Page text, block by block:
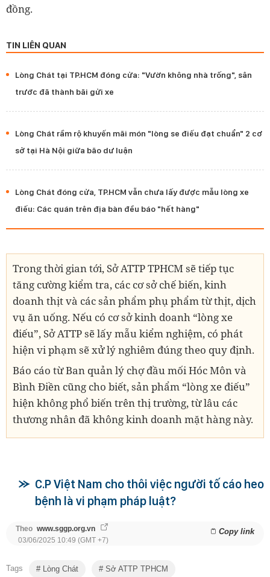
đồng.
TIN LIÊN QUAN
Lòng Chát tại TP.HCM đóng cửa: "Vườn không nhà trống", sân
trước đã thành bãi gửi xe
Lòng Chát rầm rộ khuyến mãi món "lòng se điếu đạt chuẩn" 2 cơ
sở tại Hà Nội giữa bão dư luận
Lòng Chát đóng cửa, TP.HCM vẫn chưa lấy được mẫu lòng xe
điếu: Các quán trên địa bàn đều báo "hết hàng"
Trong thời gian tới, Sở ATTP TPHCM sẽ tiếp tục
tăng cường kiểm tra, các cơ sở chế biến, kinh
doanh thịt và các sản phẩm phụ phẩm từ thịt, dịch
vụ ăn uống. Nếu có cơ sở kinh doanh “lòng xe
điếu”, Sở ATTP sẽ lấy mẫu kiểm nghiệm, có phát
hiện vi phạm sẽ xử lý nghiêm đúng theo quy định.
Báo cáo từ Ban quản lý chợ đầu mối Hóc Môn và
Bình Điền cũng cho biết, sản phẩm “lòng xe điếu”
hiện không phổ biến trên thị trường, từ lâu các
thương nhân đã không kinh doanh mặt hàng này.
C.P Việt Nam cho thôi việc người tố cáo heo
bệnh là vi phạm pháp luật?
Theo www.sggp.org.vn Copy link
03/06/2025 10:49 (GMT +7)
Tags Lòng Chát Sở ATTP TPHCM